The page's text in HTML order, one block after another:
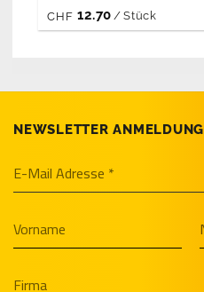
CHF 12.70 / Stück
NEWSLETTER ANMELDUNG